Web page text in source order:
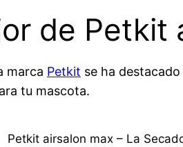
de Petkit
marca Petkit se ha
tu mascota.
Petkit airsalon max – La